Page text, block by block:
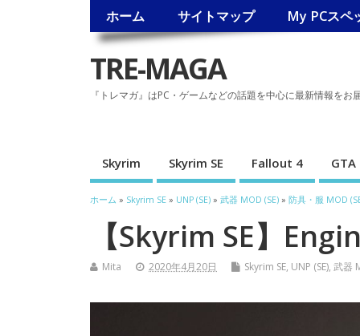
ホーム サイトマップ My PCスペ
TRE-MAGA
『トレマガ』はPC・ゲームなどの話題を中心に最新情報をお
Skyrim Skyrim SE Fallout 4 GTA
ホーム » Skyrim SE » UNP (SE) » 武器 MOD (SE) » 防具・服 MOD
【Skyrim SE】
Mita 2020年4月20日 Skyrim SE, UNP (SE), 武器